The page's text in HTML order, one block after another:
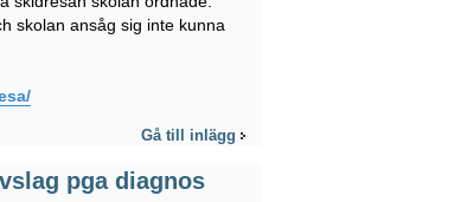
skolan ansåg sig inte kunna
Gå till inlägg
pga diagnos